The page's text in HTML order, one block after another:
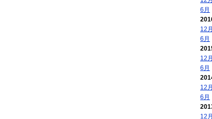
6月
12月
6月
12月
6月
12月
6月
12月